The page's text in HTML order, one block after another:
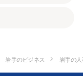
岩手のビジネス 岩手の